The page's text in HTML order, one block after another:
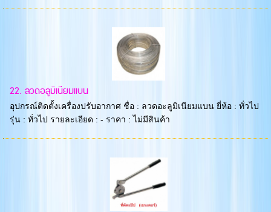
22. ลวดอลูมิเนียมแบน
อุปกรณ์ติดตั้งเครื่องปรับอากาศ ชื่อ : ลวดอะลูมิเนียมแบน ยี่ห้อ : ทั่วไป
รุ่น : ทั่วไป รายละเอียด : - ราคา : ไม่มีสินค้า